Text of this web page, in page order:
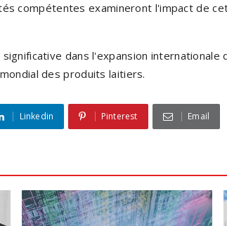
compétentes examineront l'impact de
dans l'expansion
des produits laitiers.
Linkedin Pinterest Email